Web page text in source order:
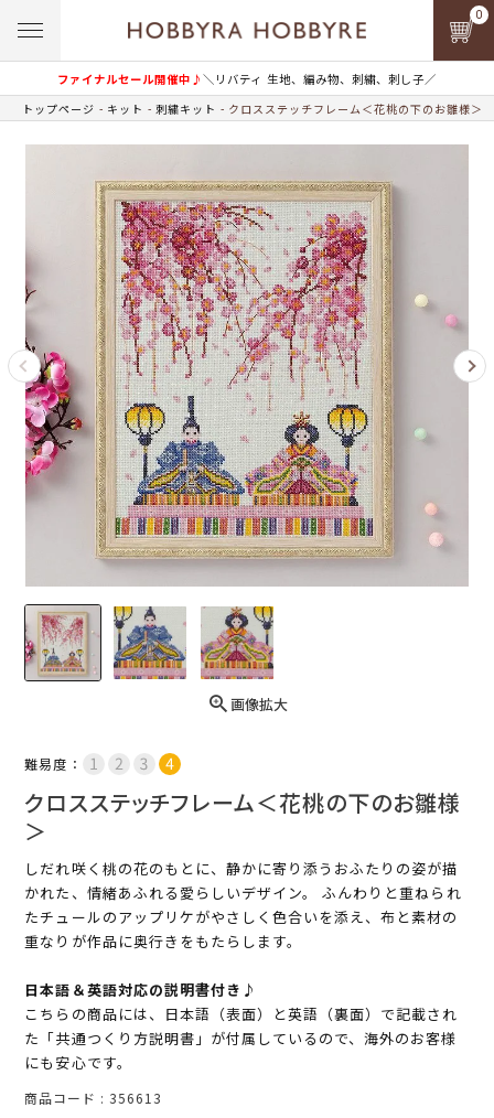
ファイナルセール開催中♪＼リバティ 生地、編み物、刺繍、刺し子／
0
トップページ キット 刺繍キット クロスステッチフレーム＜花桃の下のお雛様＞
画像拡大
難易度：
クロスステッチフレーム＜花桃の下のお雛様
＞
しだれ咲く桃の花のもとに、静かに寄り添うおふたりの姿が描
かれた、情緒あふれる愛らしいデザイン。 ふんわりと重ねられ
たチュールのアップリケがやさしく色合いを添え、布と素材の
重なりが作品に奥行きをもたらします。
日本語＆英語対応の説明書付き♪
こちらの商品には、日本語（表面）と英語（裏面）で記載され
た「共通つくり方説明書」が付属しているので、海外のお客様
にも安心です。
商品コード 356613